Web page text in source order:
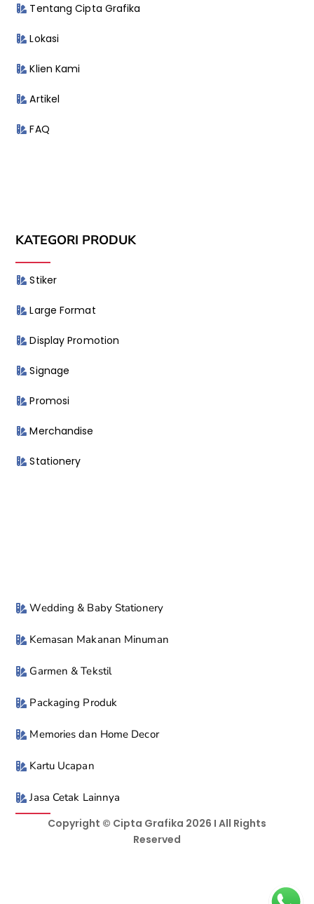
Tentang Cipta Grafika
Lokasi
Klien Kami
Artikel
FAQ
KATEGORI PRODUK
Stiker
Large Format
Display Promotion
Signage
Promosi
Merchandise
Stationery
Wedding & Baby Stationery
Kemasan Makanan Minuman
Garmen & Tekstil
Packaging Produk
Memories dan Home Decor
Kartu Ucapan
Jasa Cetak Lainnya
Copyright © Cipta Grafika 2026 I All Rights
Reserved